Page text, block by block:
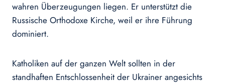
wahren Überzeugungen liegen. Er unterstützt die
Russische Orthodoxe Kirche, weil er ihre Führung
dominiert.
Katholiken auf der ganzen Welt sollten in der
standhaften Entschlossenheit der Ukrainer angesichts